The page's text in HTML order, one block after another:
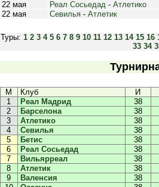
22 мая
Реал Сосьедад - Атлетико
22 мая
Севилья - Атлетик
Туры: 1 2 3 4 5 6 7 8 9 10 11 12 13 14 15 16
33 34
М Клуб
И
1
Реал Мадрид
38
2
Барселона
38
3
Атлетико
38
4
Севилья
38
5
Бетис
38
6
Реал Сосьедад
38
7
Вильярреал
38
8
Атлетик
38
9
Валенсия
38